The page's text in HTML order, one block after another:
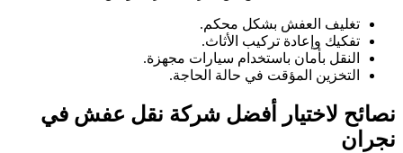
تغليف العفش بشكل محكم.
تفكيك وإعادة تركيب الأثاث.
النقل بأمان باستخدام سيارات مجهزة.
التخزين المؤقت في حالة الحاجة.
نصائح لاختيار أفضل شركة نقل عفش في
نجران